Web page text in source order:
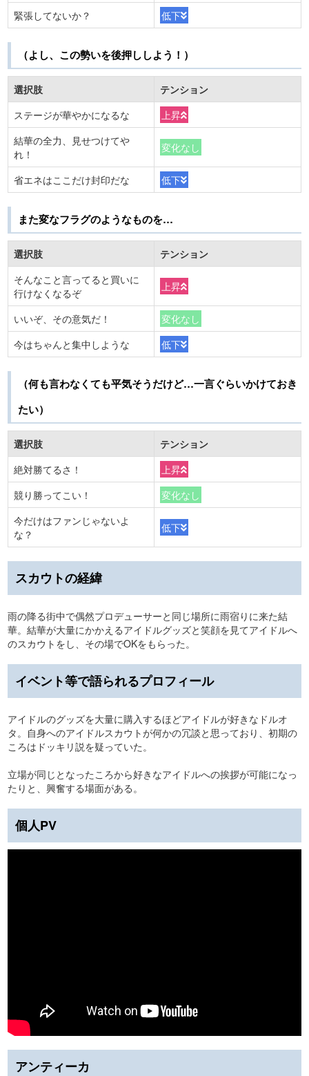
緊張してないか？
低下
（よし、この勢いを後押ししよう！）
選択肢
テンション
ステージが華やかになるな
上昇
結華の全力、見せつけてや
れ！
変化なし
省エネはここだけ封印だな 低下
また変なフラグのようなものを…
選択肢
テンション
そんなこと言ってると買いに
行けなくなるぞ
上昇
いいぞ、その意気だ！
変化なし
今はちゃんと集中しような
低下
（何も言わなくても平気そうだけど…一言ぐらいかけておき
たい）
選択肢
テンション
絶対勝てるさ！
上昇
競り勝ってこい！
変化なし
今だけはファンじゃないよ
な？
低下
スカウトの経緯
雨の降る街中で偶然プロデューサーと同じ場所に雨宿りに来た結
華。結華が大量にかかえるアイドルグッズと笑顔を見てアイドルへ
のスカウトをし、その場でOKをもらった。
イベント等で語られるプロフィール
アイドルのグッズを大量に購入するほどアイドルが好きなドルオ
タ。自身へのアイドルスカウトが何かの冗談と思っており、初期の
ころはドッキリ説を疑っていた。
立場が同じとなったころから好きなアイドルへの挨拶が可能になっ
たりと、興奮する場面がある。
個人PV
アンティーカ